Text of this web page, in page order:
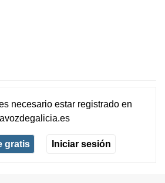
necesario estar registradoen
gratis Iniciar sesión